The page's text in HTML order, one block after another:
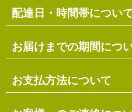
単品のみの場合
各商品に記載の送料とな
複数商品の場合
ます。
送料には梱包料も含まれ
※ショッピングカートの仕
配達日・時間帯につい
配達日・配達時間帯のご
お届け先に投函される「
望日・時間帯のご指定が
用ください。
お届けまでの期間につ
在庫がある場合
ご注文確認日より3営業日
お支払方法について
代金引換（＋400円）